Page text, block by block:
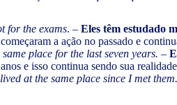
for the exams. – Eles têm estudado
a ação no passado e
place for the last seven years. –
e isso continua sendo sua
at the same place since I met them.